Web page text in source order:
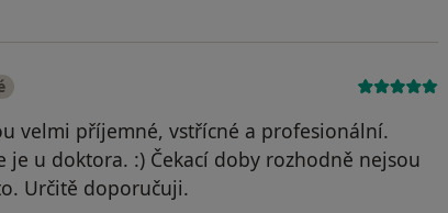
velmi příjemné, vstřícné a profesionální.
je u doktora. :) Čekací doby rozhodně nejsou
Určitě doporučuji.